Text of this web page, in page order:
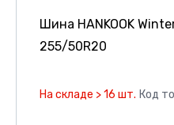
Шина HANKOOK
255/50R20
На складе > 16 шт. Код